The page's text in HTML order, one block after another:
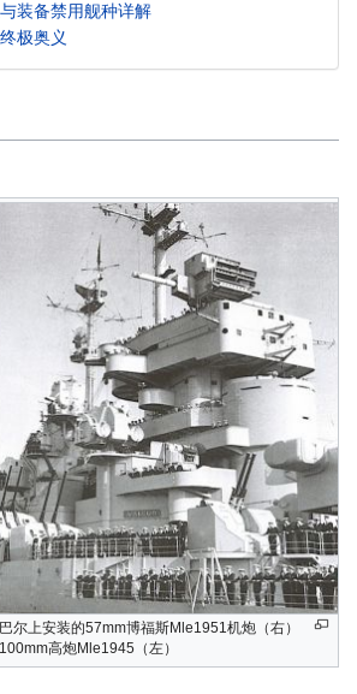
装备禁用舰种详解
极奥义
尔上安装的57mm博福斯Mle1951机炮（右）
高炮Mle1945（左）